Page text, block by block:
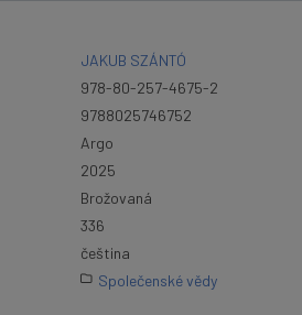
JAKUB SZÁNTÓ
978-80-257-4675-2
9788025746752
Argo
2025
Brožovaná
336
čeština
Společenské vědy